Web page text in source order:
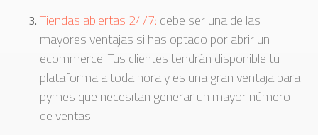
Tiendas abiertas 24/7: debe ser una de las
mayores ventajas si has optado por abrir un
ecommerce. Tus clientes tendrán disponible tu
plataforma a toda hora y es una gran ventaja para
pymes que necesitan generar un mayor número
de ventas.